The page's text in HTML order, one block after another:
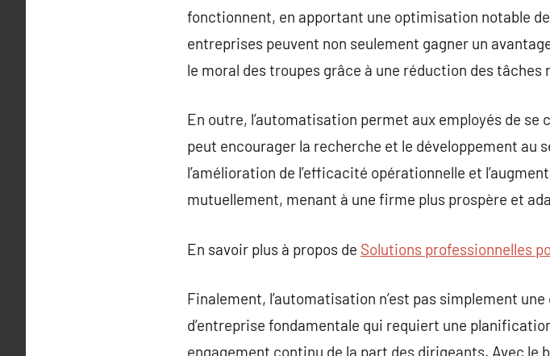
fonctionnent, en apportant une optimisation notable
entreprises peuvent non seulement gagner un
le moral des troupes grâce à une réduction des
En outre, l’automatisation permet aux employés de
peut encourager la recherche et le développement au
l’amélioration de l’efficacité opérationnelle et
mutuellement, menant à une firme plus prospère et
En savoir plus à propos de Solutions professionnelles
Finalement, l’automatisation n’est pas simplement
d’entreprise fondamentale qui requiert une
engagement continu de la part des dirigeants. Avec le